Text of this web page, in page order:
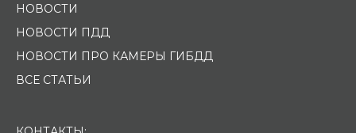
НОВОСТИ
НОВОСТИ ПДД
НОВОСТИ ПРО КАМЕРЫ ГИБДД
ВСЕ СТАТЬИ